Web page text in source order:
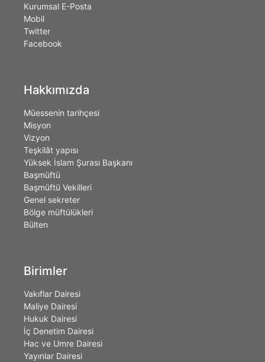
Kurumsal E-Posta
Mobil
Twitter
Facebook
Hakkımızda
Müessenin tarihçesi
Misyon
Vizyon
Teşkilât yapısı
Yüksek İslam Şurası Başkanı
Başmüftü
Başmüftü Vekilleri
Genel sekreter
Bölge müftülükleri
Bülten
Birimler
Vakıflar Dairesi
Maliye Dairesi
Hukuk Dairesi
İç Denetim Dairesi
Hac ve Umre Dairesi
Yayınlar Dairesi